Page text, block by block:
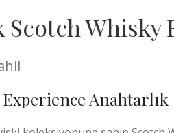
Scotch Whisky
Anahtarlık